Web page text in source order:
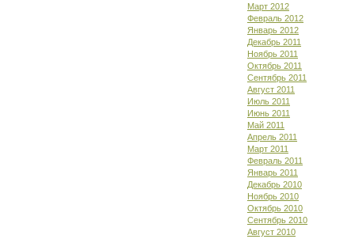
Март 2012
Февраль 2012
Январь 2012
Декабрь 2011
Ноябрь 2011
Октябрь 2011
Сентябрь 2011
Август 2011
Июль 2011
Июнь 2011
Май 2011
Апрель 2011
Март 2011
Февраль 2011
Январь 2011
Декабрь 2010
Ноябрь 2010
Октябрь 2010
Сентябрь 2010
Август 2010